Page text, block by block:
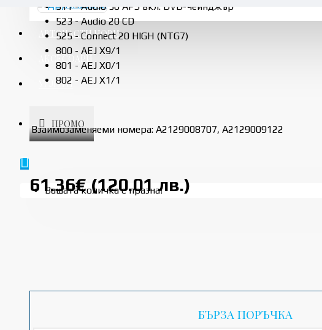
АВТОЧАСТИ НОВИ
УСЛУГИ
ПРОМО
Вашата количка е празна!
511 - Audio 50 APS вкл. DVD-чейнджър
523 - Audio 20 CD
525 - Connect 20 HIGH (NTG7)
800 - AEJ X9/1
801 - AEJ X0/1
802 - AEJ X1/1
Взаимозаменяеми номера: A2129008707, A2129009122
61.36€ (120.01 лв.)
БЪРЗА ПОРЪЧКА